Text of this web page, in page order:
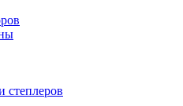
степлеров